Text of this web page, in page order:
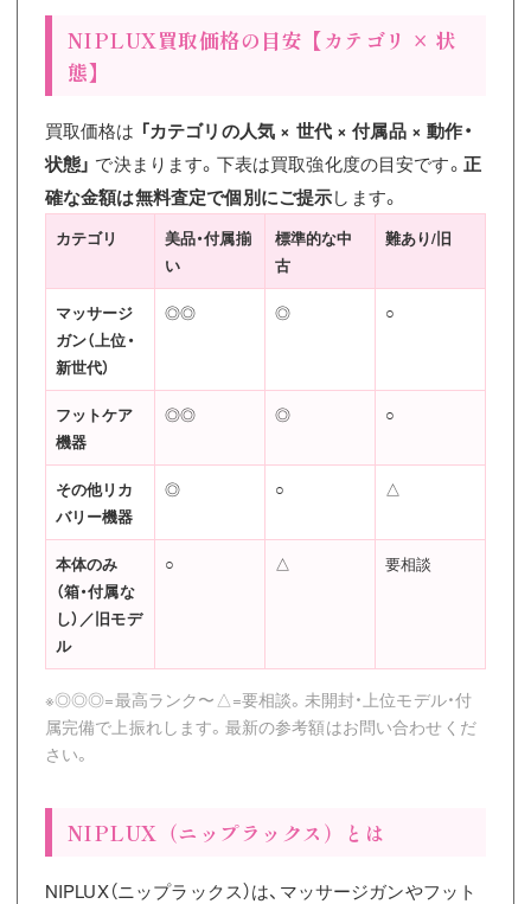
NIPLUX買取価格の目安【カテゴリ × 状
態】
買取価格は 「カテゴリの人気 × 世代 × 付属品 × 動作・
状態」 で決まります。下表は買取強化度の目安です。 正
確な金額は無料査定で個別にご提示します。
カテゴリ
美品・付属揃
い
標準的な中
古
難あり/旧
マッサージ
ガン（上位・
新世代）
◎◎ ◎ ○
フットケア
機器
◎◎ ◎ ○
その他リカ
バリー機器
◎ ○ △
本体のみ
（箱・付属な
し）／旧モデ
ル
○ △ 要相談
※◎◎◎=最高ランク〜△=要相談。未開封・上位モデル・付
属完備で上振れします。最新の参考額はお問い合わせくだ
さい。
NIPLUX（ニップラックス）とは
NIPLUX（ニップラックス）は、マッサージガンやフット